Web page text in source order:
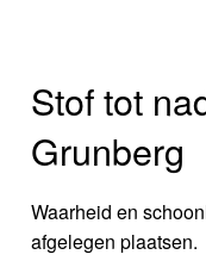
Stof tot
Grunberg
Waarheid en
afgelegen plaatsen.